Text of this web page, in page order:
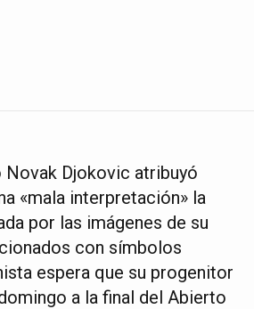
Novak Djokovic atribuyó
«mala interpretación» la
por las imágenes de su
con símbolos
espera que su progenitor
a la final del Abierto